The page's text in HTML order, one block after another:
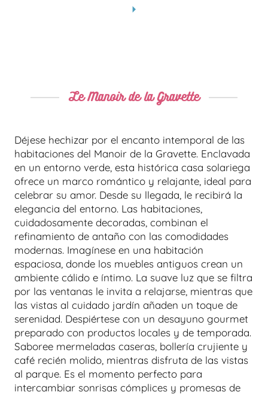
Le Manoir de la Gravette
Déjese hechizar por el encanto intemporal de las
habitaciones del Manoir de la Gravette. Enclavada
en un entorno verde, esta histórica casa solariega
ofrece un marco romántico y relajante, ideal para
celebrar su amor. Desde su llegada, le recibirá la
elegancia del entorno. Las habitaciones,
cuidadosamente decoradas, combinan el
refinamiento de antaño con las comodidades
modernas. Imagínese en una habitación
espaciosa, donde los muebles antiguos crean un
ambiente cálido e íntimo. La suave luz que se filtra
por las ventanas le invita a relajarse, mientras que
las vistas al cuidado jardín añaden un toque de
serenidad. Despiértese con un desayuno gourmet
preparado con productos locales y de temporada.
Saboree mermeladas caseras, bollería crujiente y
café recién molido, mientras disfruta de las vistas
al parque. Es el momento perfecto para
intercambiar sonrisas cómplices y promesas de